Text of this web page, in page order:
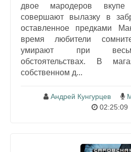
двое мародеров вкупе
совершают вылазку в
оставленное предками
время любители
умирают при
обстоятельствах. В
собственном д...
Андрей Кунгурцев
02:25:09